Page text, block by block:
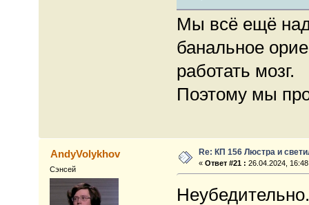
Мы всё ещё
банальное
работать мозг.
Поэтому мы
AndyVolykhov
Сэнсей
Re: КП 156 Люстра и
«Ответ #21 : 26.04.2024,